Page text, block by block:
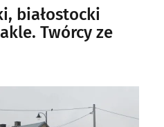
białostocki
Twórcy ze